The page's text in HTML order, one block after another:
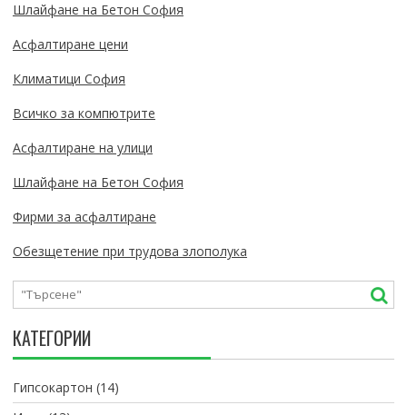
Шлайфане на Бетон София
Асфалтиране цени
Климатици София
Всичко за компютрите
Асфалтиране на улици
Шлайфане на Бетон София
Фирми за асфалтиране
Обезщетение при трудова злополука
КАТЕГОРИИ
Гипсокартон (14)